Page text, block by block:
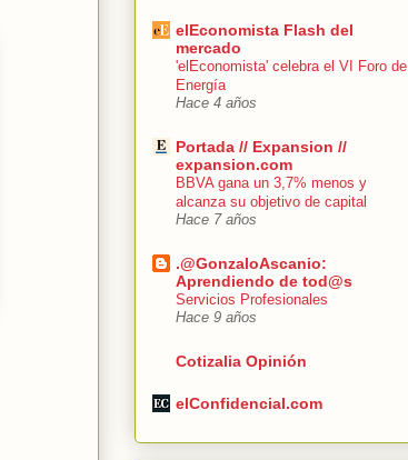
elEconomista Flash del
mercado
'elEconomista' celebra el VI Foro de
Energía
Hace 4 años
Portada // Expansion //
expansion.com
BBVA gana un 3,7% menos y
alcanza su objetivo de capital
Hace 7 años
.@GonzaloAscanio:
Aprendiendo de tod@s
Servicios Profesionales
Hace 9 años
Cotizalia Opinión
elConfidencial.com